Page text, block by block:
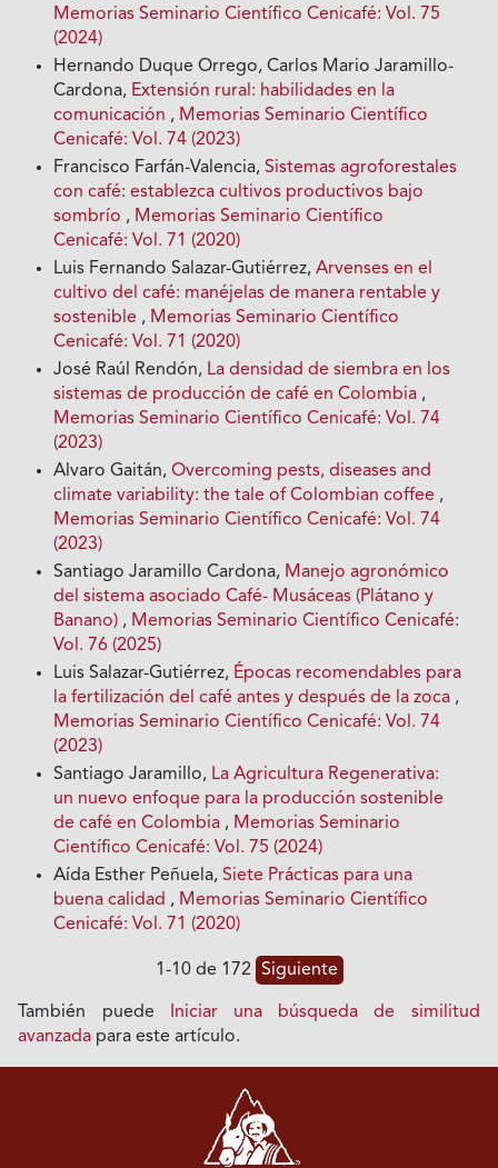
Memorias Seminario Científico Cenicafé: Vol. 75
(2024)
Hernando Duque Orrego, Carlos Mario Jaramillo-
Cardona, Extensión rural: habilidades en la
comunicación , Memorias Seminario Científico
Cenicafé: Vol. 74 (2023)
Francisco Farfán-Valencia,Sistemas agroforestales
con café: establezca cultivos productivos bajo
sombrío , Memorias Seminario Científico
Cenicafé: Vol. 71 (2020)
Luis Fernando Salazar-Gutiérrez,Arvenses en el
cultivo del café: manéjelas de manera rentable y
sostenible , Memorias Seminario Científico
Cenicafé: Vol. 71 (2020)
José Raúl Rendón, La densidad de siembra en los
sistemas de producción de café en Colombia ,
Memorias Seminario Científico Cenicafé: Vol. 74
(2023)
Alvaro Gaitán,Overcoming pests, diseases and
climate variability: the tale of Colombian coffee ,
Memorias Seminario Científico Cenicafé: Vol. 74
(2023)
Santiago Jaramillo Cardona, Manejo agronómico
del sistema asociado Café- Musáceas (Plátano y
Banano) , Memorias Seminario Científico Cenicafé:
Vol. 76 (2025)
Luis Salazar-Gutiérrez, Épocas recomendables para
la fertilización del café antes y después de la zoca ,
Memorias Seminario Científico Cenicafé: Vol. 74
(2023)
Santiago Jaramillo, La Agricultura Regenerativa:
un nuevo enfoque para la producción sostenible
de café en Colombia , Memorias Seminario
Científico Cenicafé: Vol. 75 (2024)
Aída Esther Peñuela,Siete Prácticas para una
buena calidad , Memorias Seminario Científico
Cenicafé: Vol. 71 (2020)
1-10 de 172 Siguiente
También puede
Iniciar una búsqueda de similitud
avanzada para este artículo.